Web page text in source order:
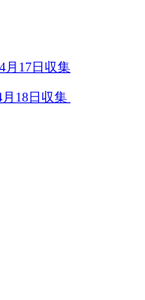
月17日収集
18日収集